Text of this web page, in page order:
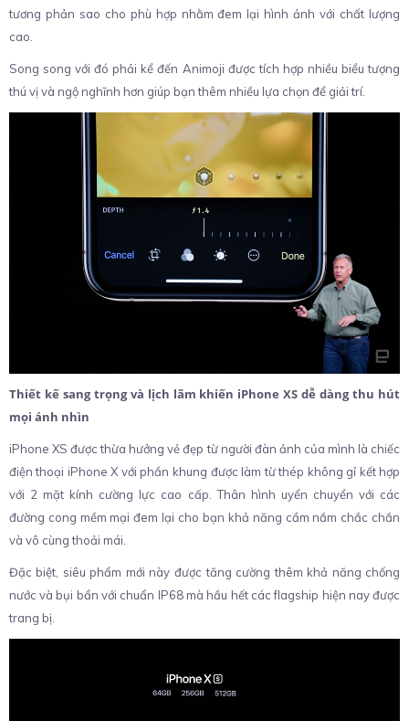
tương phản sao cho phù hợp nhằm đem lại hình ảnh với chất lượng
cao.
Song song với đó phải kể đến Animoji được tích hợp nhiều biểu tượng
thú vị và ngộ nghĩnh hơn giúp bạn thêm nhiều lựa chọn để giải trí.
Thiết kế sang trọng và lịch lãm khiến iPhone XS dễ dàng thu hút
mọi ánh nhìn
iPhone XS được thừa hưởng vẻ đẹp từ người đàn ảnh của mình là chiếc
điện thoại iPhone X với phần khung được làm từ thép không gỉ kết hợp
với 2 mặt kính cường lực cao cấp. Thân hình uyển chuyển với các
đường cong mềm mại đem lại cho bạn khả năng cầm nắm chắc chắn
và vô cùng thoải mái.
Đặc biệt, siêu phẩm mới này được tăng cường thêm khả năng chống
nước và bụi bẩn với chuẩn IP68 mà hầu hết các flagship hiện nay được
trang bị.